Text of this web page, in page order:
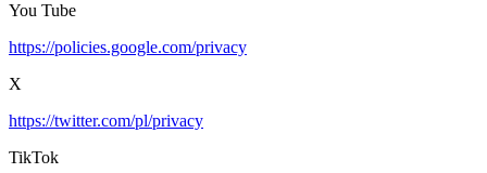
You Tube
https://policies.google.com/privacy
X
https://twitter.com/pl/privacy
TikTok